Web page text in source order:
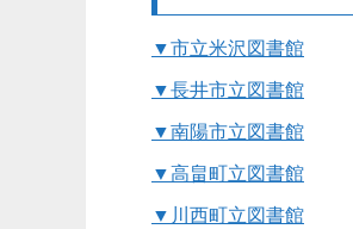
▼市立米沢図書館
▼長井市立図書館
▼南陽市立図書館
▼高畠町立図書館
▼川西町立図書館